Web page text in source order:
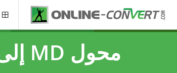
محول MD إلى TIFF